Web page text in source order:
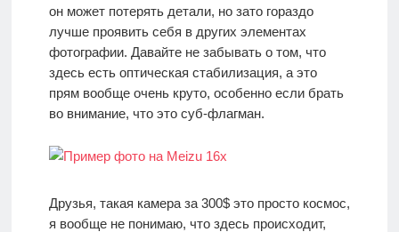
он может потерять детали, но зато гораздо
лучше проявить себя в других элементах
фотографии. Давайте не забывать о том, что
здесь есть оптическая стабилизация, а это
прям вообще очень круто, особенно если брать
во внимание, что это суб-флагман.
Друзья, такая камера за 300$ это просто космос,
я вообще не понимаю, что здесь происходит,